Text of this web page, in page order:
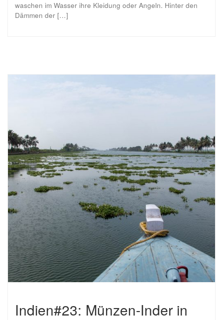
waschen im Wasser ihre Kleidung oder Angeln. Hinter den
Dämmen der […]
Indien#23: Münzen-Inder in